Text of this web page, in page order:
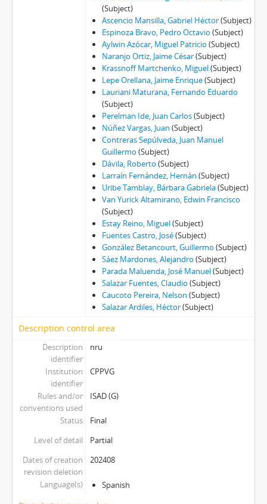
(Subject)
Ascencio Mansilla, Gabriel Héctor(Subject)
Espinoza Bravo, Pedro Octavio (Subject)
Aylwin Azócar, Miguel Patricio (Subject)
Naranjo Ortiz, Jaime César(Subject)
Krassnoff Martchenko, Miguel(Subject)
Lepe Orellana, Jaime Enrique(Subject)
Lauriani Maturana, Fernando Eduardo
(Subject)
Perelman Ide, Juan Carlos(Subject)
Núñez Vargas, Juan (Subject)
Contreras Sepúlveda, Juan Manuel
Guillermo (Subject)
Dávila, Roberto (Subject)
Larraín Fernández, Hernán (Subject)
Uribe Tamblay, Bárbara Gabriela(Subject)
Van Yurick Altamirano, Edwin Francisco
(Subject)
Estay Reino, Miguel(Subject)
Fuentes Castro, José(Subject)
González Betancourt, Guillermo (Subject)
Sáez Mardones, Alejandro (Subject)
Parada Maluenda, José Manuel(Subject)
Salazar Fuentes, Claudio (Subject)
Caucoto Pereira, Nelson (Subject)
Salazar Ardiles, Héctor(Subject)
Description control area
Description
identifier
nru
Institution
identifier
CPPVG
Rules and/or
conventions used
ISAD (G)
Status
Final
Level of detail
Partial
Dates of creation
revision deletion
202408
Language(s) Spanish